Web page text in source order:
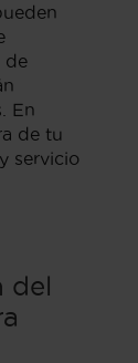
de
En
de tu
servicio
del